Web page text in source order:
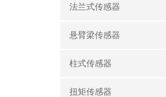
法兰式传感器
悬臂梁传感器
柱式传感器
扭矩传感器